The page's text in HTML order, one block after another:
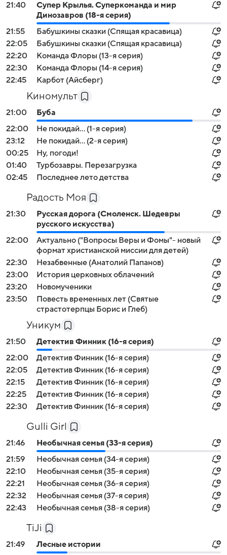
21:40
Супер Крылья. Суперкоманда и мир
Динозавров (18-я серия)
21:55
Бабушкины сказки (Спящая красавица)
22:05
Бабушкины сказки (Спящая красавица)
22:20
Команда Флоры (13-я серия)
22:30
Команда Флоры (14-я серия)
22:45
Карбот (Айсберг)
Киномульт
21:00
Буба
22:00
Не покидай... (1-я серия)
23:12
Не покидай... (2-я серия)
00:25
Ну, погоди!
01:40
Турбозавры. Перезагрузка
02:45
Последнее лето детства
Радость Моя
21:30
Русская дорога (Смоленск. Шедевры
русского искусства)
22:00
Актуально ("Вопросы Веры и Фомы"- новый
формат христианской миссии для детей)
22:30
Незабвенные (Анатолий Папанов)
23:00
История церковных облачений
23:20
Новомученики
23:50
Повесть временных лет (Святые
страстотерпцы Борис и Глеб)
Уникум
21:50
Детектив Финник (16-я серия)
22:00
Детектив Финник (16-я серия)
22:05
Детектив Финник (16-я серия)
22:15
Детектив Финник (16-я серия)
22:25
Детектив Финник (16-я серия)
22:30
Детектив Финник (16-я серия)
Gulli Girl
21:46
Необычная семья (33-я серия)
21:59
Необычная семья (34-я серия)
22:10
Необычная семья (35-я серия)
22:21
Необычная семья (36-я серия)
22:32
Необычная семья (37-я серия)
22:43
Необычная семья (38-я серия)
TiJi
21:49
Лесные истории